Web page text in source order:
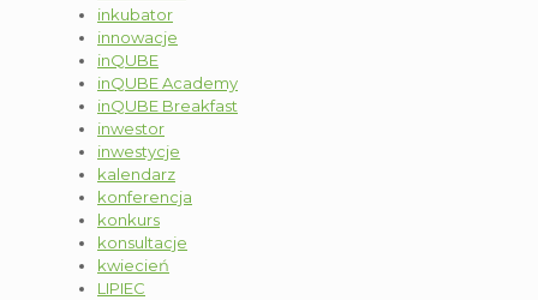
inkubator
innowacje
inQUBE
inQUBE Academy
inQUBE Breakfast
inwestor
inwestycje
kalendarz
konferencja
konkurs
konsultacje
kwiecień
LIPIEC